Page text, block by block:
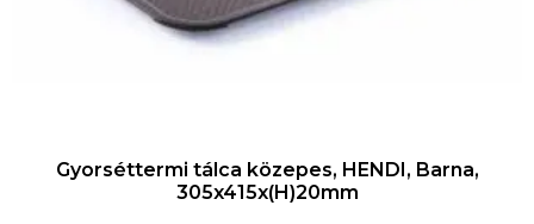
Gyorséttermi tálca közepes, HENDI, Barna,
305x415x(H)20mm